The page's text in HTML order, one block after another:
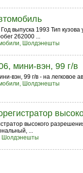
выпуска 1993 Тип
262000 ...
Шолдэнешты
мини-вэн, 99 г/в
вэн, 99 г/в - на легковое
Шолдэнешты
высокого
...
Шолдэнешты